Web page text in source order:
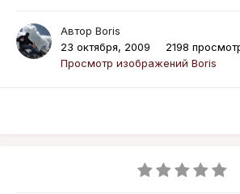
Автор Boris
23 октября, 2009
2198
Просмотр изображений Boris